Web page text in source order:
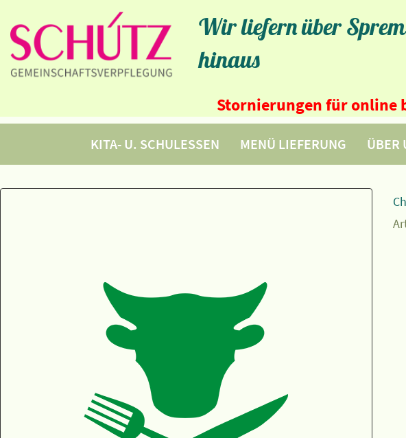
Wir liefern über
hinaus
Stornierungen für online
KITA- U. SCHULESSEN MENÜ LIEFERUNG ÜBER